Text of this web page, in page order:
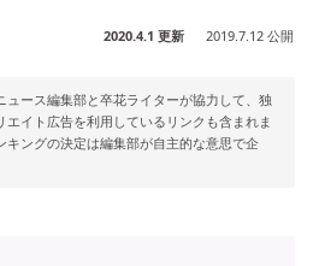
2020.4.1 更新 2019.7.12 公開
ース編集部と卒花ライターが協力して、独
イト広告を利用しているリンクも含まれま
キングの決定は編集部が自主的な意思で企